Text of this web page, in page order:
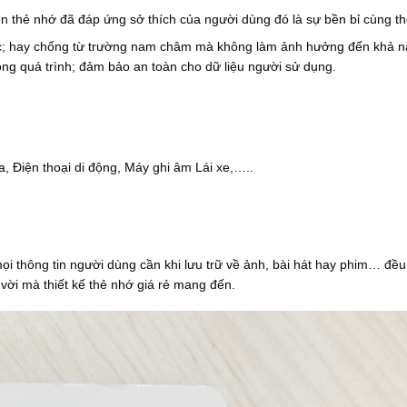
thẻ nhớ đã đáp ứng sở thích của người dùng đó là sự bền bỉ cùng
hay chống từ trường nam châm mà không làm ảnh hưởng đến khả
quá trình; đảm bảo an toàn cho dữ liệu người sử dụng.
Điện thoại di động, Máy ghi âm Lái xe,…..
thông tin người dùng cần khi lưu trữ về ảnh, bài hát hay phim…
mà thiết kế thẻ nhớ giá rẻ mang đến.